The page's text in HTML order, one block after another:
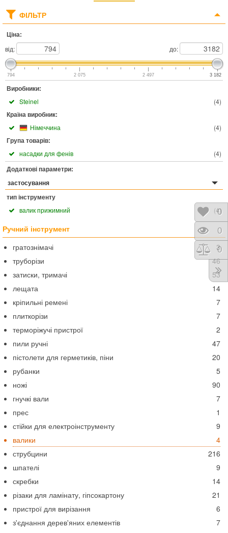
ФІЛЬТР
Ціна:
від: до:
794 2 075 2 497 3 182
Виробники:
(4)
Steinel
Країна виробник:
(4)
Німеччина
Група товарів:
(4)
насадки для фенів
Додаткові параметри:
застосування
тип інструменту
(4)
валик прижимний
Ручний інструмент
3
гратознімачі
46
труборізи
53
затиски, тримачі
14
лещата
7
кріпильні ремені
7
плиткорізи
2
терморіжучі пристрої
47
пили ручні
20
пістолети для герметиків, піни
5
рубанки
90
ножі
7
гнучкі вали
1
прес
9
стійки для електроінструменту
4
валики
216
струбцини
9
шпателі
14
скребки
21
різаки для ламінату, гіпсокартону
6
пристрої для вирізання
7
з'єднання дерев'яних елементів
0
0
0